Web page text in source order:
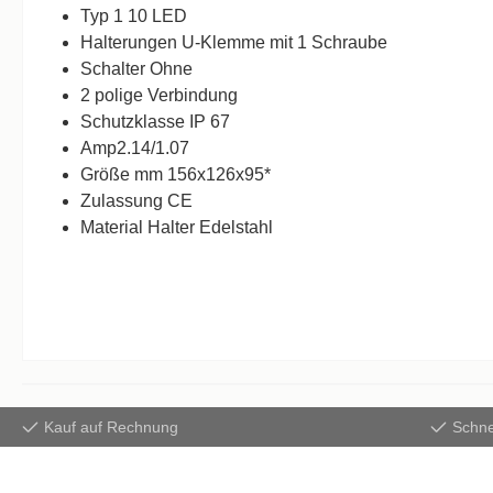
Typ 1 10 LED
Halterungen U-Klemme mit 1 Schraube
Schalter Ohne
2 polige Verbindung
Schutzklasse IP 67
Amp2.14/1.07
Größe mm 156x126x95*
Zulassung CE
Material Halter Edelstahl
Kauf auf Rechnung